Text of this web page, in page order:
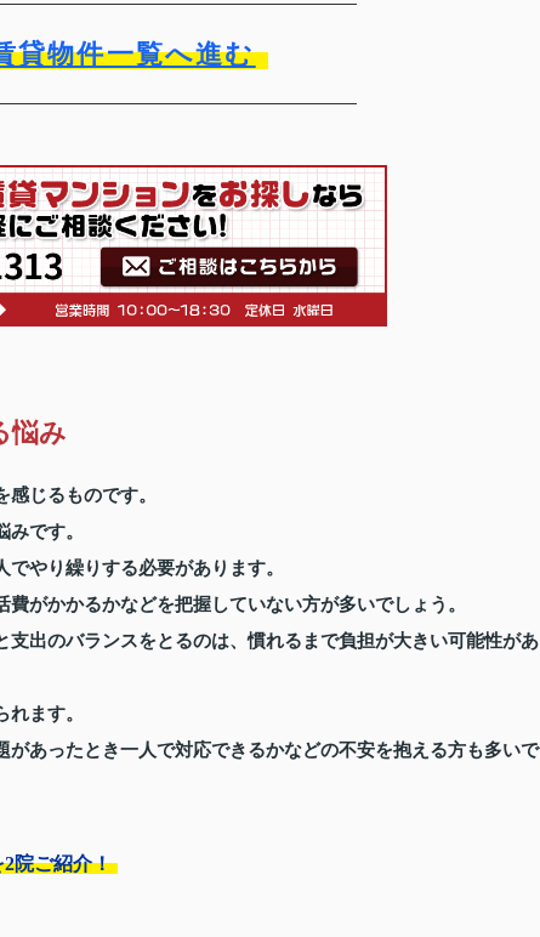
貸物件一覧へ進む
悩み
じるものです。
です。
やり繰りする必要があります。
がかかるかなどを把握していない方が多いでしょう。
出のバランスをとるのは、慣れるまで負担が大きい可能性があ
ます。
あったとき一人で対応できるかなどの不安を抱える方も多いで
院ご紹介！